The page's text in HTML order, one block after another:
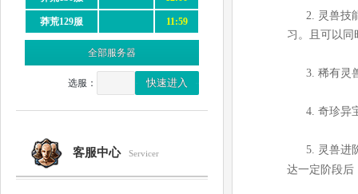
莽荒129服 11:59
全部服务器
选服：
客服中心 Servicer
2. 灵兽技
习。且可以同
3. 稀有灵
4. 奇珍异
5. 灵兽进
达一定阶段后